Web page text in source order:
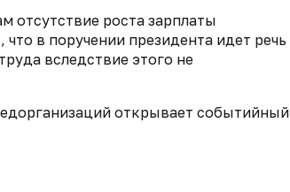
отсутствие роста зарплаты
в поручении президента идет речь
вследствие этого не
открывает событийный